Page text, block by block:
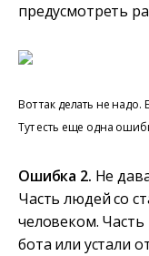
предусмотреть
Вот так делать не надо.
Тут есть еще одна
Ошибка 2. Не
Часть людей со
человеком.
бота или устали